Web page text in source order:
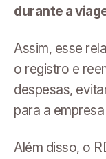
durante a
Assim, esse
o registro e
despesas,
para a
Além disso, o